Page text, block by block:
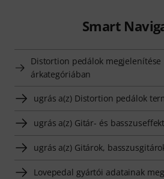
Smart
Distortion pedálok megjelenítése
árkategóriában
ugrás a(z) Distortion pedálok
ugrás a(z) Gitár- és
ugrás a(z) Gitárok,
Lovepedal gyártói adatainak